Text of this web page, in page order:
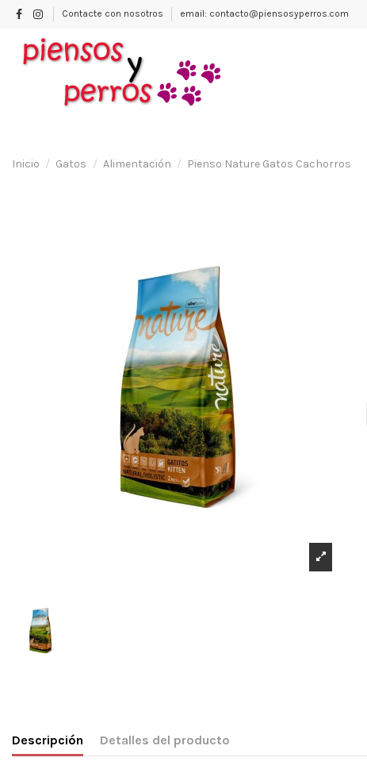
Contacte con nosotros email: contacto@piensosyperros.com
Inicio Gatos Alimentación Pienso Nature Gatos Cachorros
Descripción Detalles del producto